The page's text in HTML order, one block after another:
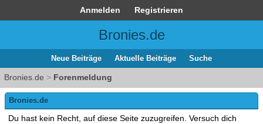
Anmelden Registrieren
Bronies.de
Neue Beiträge Aktuelle Beiträge Suche
Bronies.de > Forenmeldung
Bronies.de
Du hast kein Recht, auf diese Seite zuzugreifen. Versuch dich